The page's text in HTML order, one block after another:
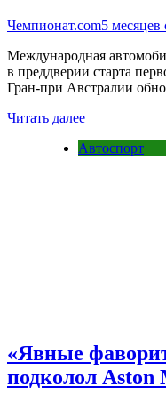
Чемпионат.com5 месяцев
Международная
в преддверии старта
Гран-при Австралии
Читать далее
Автоспорт
«Явные
подколол